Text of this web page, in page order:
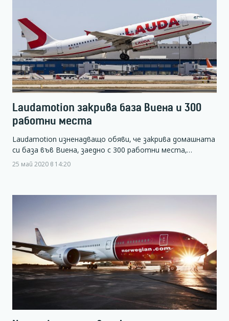
Laudamotion закрива база Виена и 300
работни места
Laudamotion изненадващо обяви, че закрива домашната
си база във Виена, заедно с 300 работни места,…
25 май 2020 в 14:20